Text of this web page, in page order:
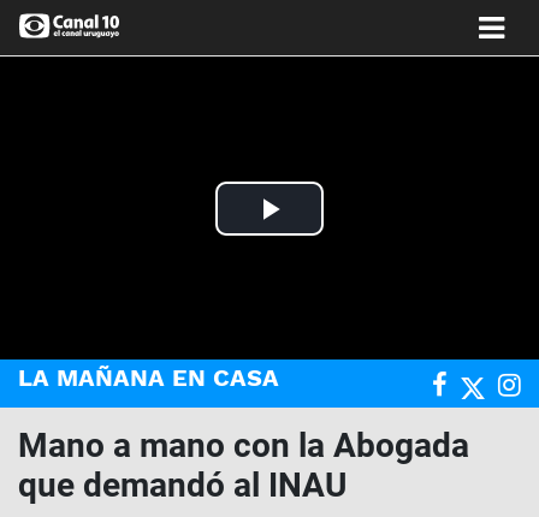
Play
LA MAÑANA EN CASA
Mano a mano con la Abogada
que demandó al INAU